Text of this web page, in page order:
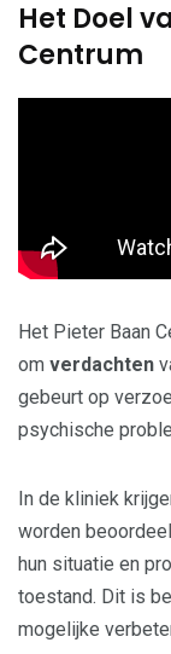
Het Doel
Centrum
Het Pieter Baan
om verdachten
gebeurt op
psychische
In de kliniek
worden
hun situatie en
toestand. Dit is
mogelijke